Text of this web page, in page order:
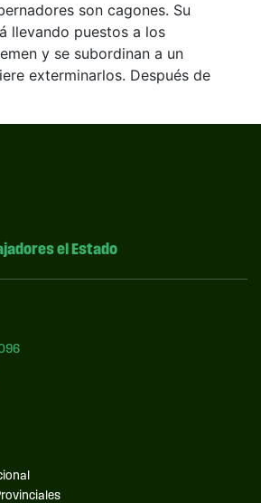
son cagones. Su
llevando puestos a los
y se subordinan a un
exterminarlos. Después de
el Estado